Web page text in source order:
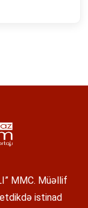
MMC. Müəllif
istinad